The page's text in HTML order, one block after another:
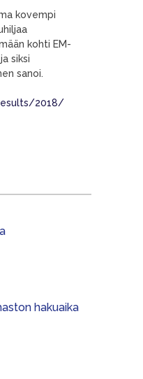
kovempi
kohti EM-
siksi
sanoi.
2018/
hakuaika